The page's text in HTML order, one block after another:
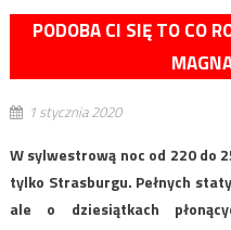
PODOBA CI SIĘ TO CO
1 stycznia 2020
W sylwestrową noc od 220 do
tylko Strasburgu. Pełnych
ale o dziesiątkach